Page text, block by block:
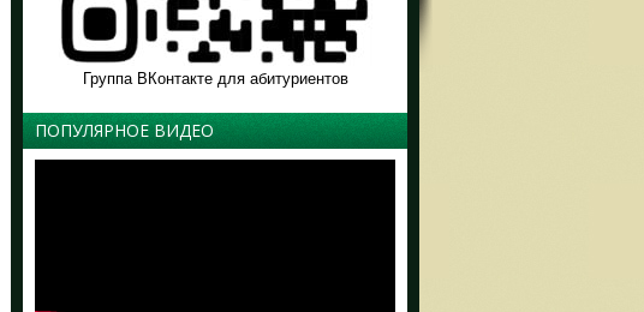
Группа ВКонтакте для абитуриентов
ПОПУЛЯРНОЕ ВИДЕО